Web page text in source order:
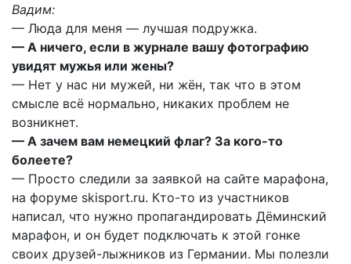
Вадим:
— Люда для меня — лучшая подружка.
— А ничего, если в журнале вашу фотографию
увидят мужья или жены?
— Нет у нас ни мужей, ни жён, так что в этом
смысле всё нормально, никаких проблем не
возникнет.
— А зачем вам немецкий флаг? За кого-то
болеете?
— Просто следили за заявкой на сайте марафона,
на форуме skisport.ru. Кто-то из участников
написал, что нужно пропагандировать Дёминский
марафон, и он будет подключать к этой гонке
своих друзей-лыжников из Германии. Мы полезли